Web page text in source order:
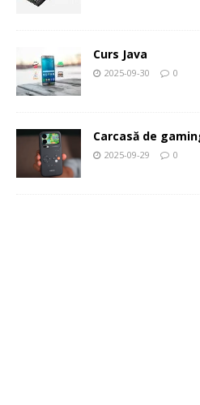
Curs Java
2025-09-30 0
Carcasă de
2025-09-29 0